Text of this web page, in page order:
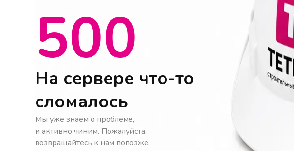
500
На сервере что-то
сломалось
Мы уже знаем о проблеме,
и активно чиним. Пожалуйста,
возвращайтесь к нам попозже.